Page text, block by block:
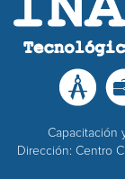
Capacitación
Dirección: Centro